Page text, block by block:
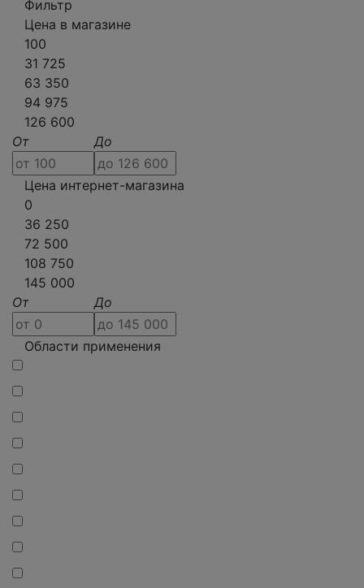
Фильтр
Цена в магазине
100
31 725
63 350
94 975
126 600
От
До
Цена интернет-магазина
0
36 250
72 500
108 750
145 000
От
До
Области применения